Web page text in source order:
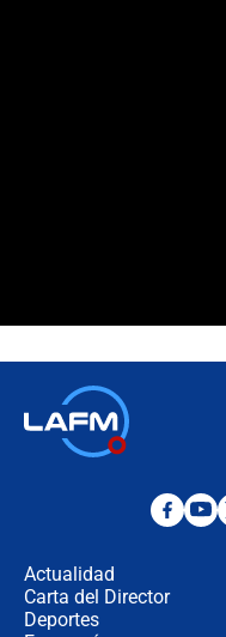
Actualidad
Carta del Director
Deportes